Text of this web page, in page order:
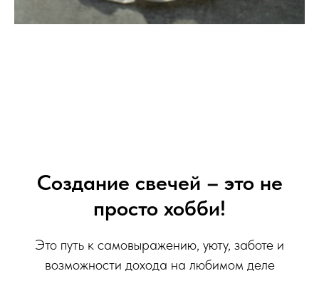
Создание свечей – это не
просто хобби!
Это путь к самовыражению, уюту, заботе и
возможности дохода на любимом деле